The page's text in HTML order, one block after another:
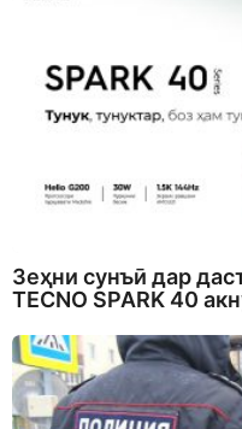
Зеҳни сунъӣ дар
TECNO SPARK 40